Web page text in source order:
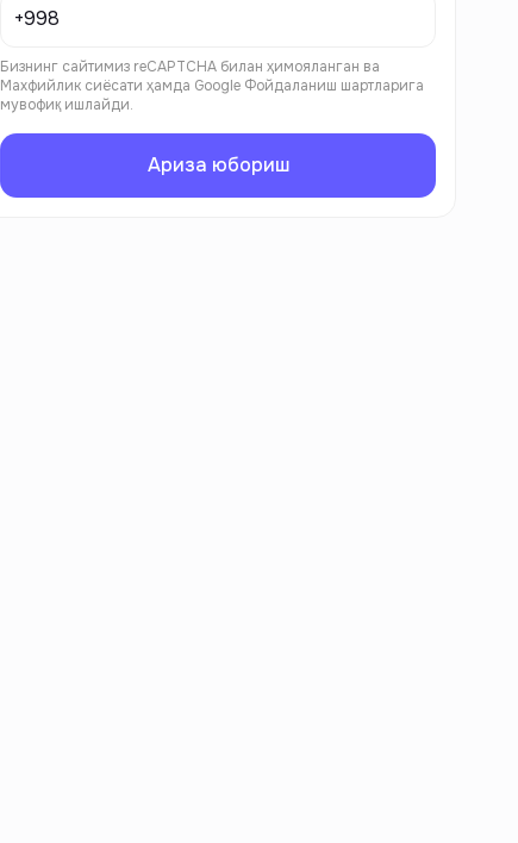
Бизнинг сайтимиз reCAPTCHA билан ҳимояланган ва
Махфийлик сиёсати ҳамда Google Фойдаланиш шартларига
мувофиқ ишлайди.
Ариза юбориш